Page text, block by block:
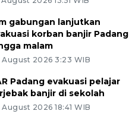
gabungan lanjutkan
korban banjir Padang
malam
August 2026 3:23 WIB
Padang evakuasi pelajar
banjir di sekolah
August 2026 18:41 WIB